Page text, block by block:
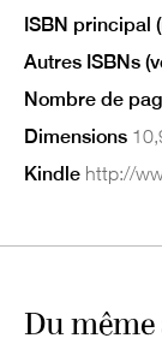
ISBN principal
Autres ISBNs
Nombre de
Dimensions
Kindle http://
Du